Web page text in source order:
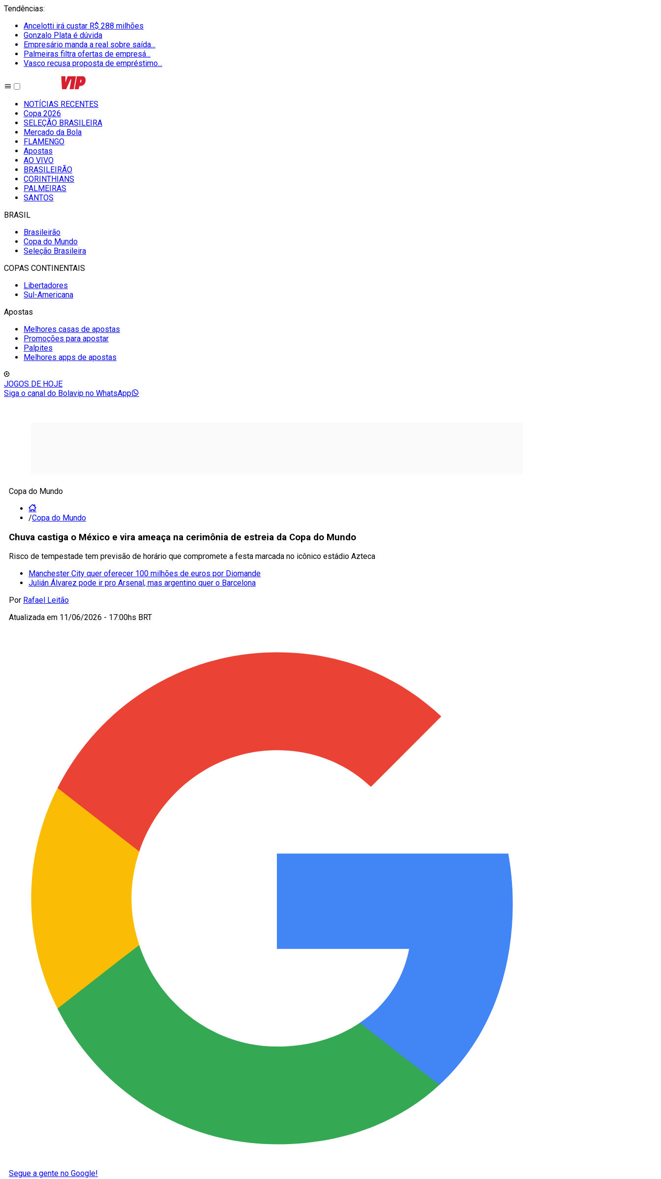
Tendências:
Ancelotti irá custar R$ 288 milhões
Gonzalo Plata é dúvida
Empresário manda a real sobre saída...
Palmeiras filtra ofertas de empresá...
Vasco recusa proposta de empréstimo...
NOTÍCIAS RECENTES
Copa 2026
SELEÇÃO BRASILEIRA
Mercado da Bola
FLAMENGO
Apostas
AO VIVO
BRASILEIRÃO
CORINTHIANS
PALMEIRAS
SANTOS
BRASIL
Brasileirão
Copa do Mundo
Seleção Brasileira
COPAS CONTINENTAIS
Libertadores
Sul-Americana
Apostas
Melhores casas de apostas
Promoções para apostar
Palpites
Melhores apps de apostas
JOGOS DE HOJE
Siga o canal do Bolavip no WhatsApp
Copa do Mundo
/Copa do Mundo
Chuva castiga o México e vira ameaça na cerimônia de estreia da Copa do Mundo
Risco de tempestade tem previsão de horário que compromete a festa marcada no icônico estádio Azteca
Manchester City quer oferecer 100 milhões de euros por Diomande
Julián Álvarez pode ir pro Arsenal, mas argentino quer o Barcelona
Por Rafael Leitão
Atualizada em 11/06/2026 - 17:00hs BRT
Segue a gente no Google!